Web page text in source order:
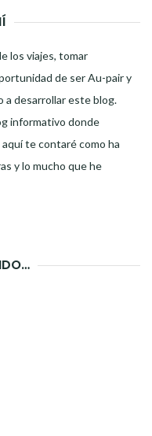
los viajes, tomar
de ser Au-pair y
a desarrollar este blog.
informativo donde
te contaré como ha
y lo mucho que he